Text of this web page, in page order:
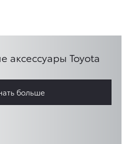
аксессуары Toyota
больше